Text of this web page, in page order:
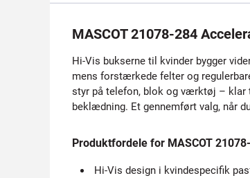
MASCOT 21078-284
Hi-Vis bukserne til kvinder bygger
mens forstærkede felter og
styr på telefon, blok og værktøj – klar
beklædning. Et gennemført valg, når
Produktfordele for MASCOT
Hi-Vis design i kvindespecifik